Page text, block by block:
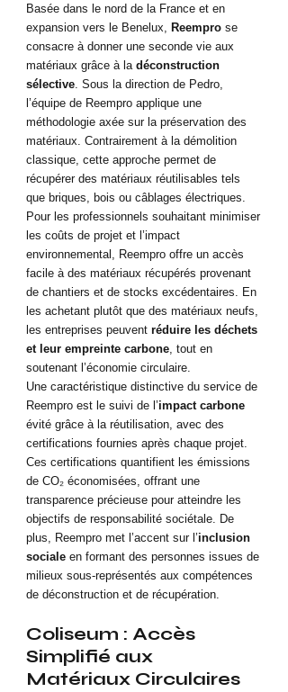
Basée dans le nord de la France et en
expansion vers le Benelux, Reempro se
consacre à donner une seconde vie aux
matériaux grâce à la déconstruction
sélective. Sous la direction de Pedro,
l’équipe de Reempro applique une
méthodologie axée sur la préservation des
matériaux. Contrairement à la démolition
classique, cette approche permet de
récupérer des matériaux réutilisables tels
que briques, bois ou câblages électriques.
Pour les professionnels souhaitant minimiser
les coûts de projet et l’impact
environnemental, Reempro offre un accès
facile à des matériaux récupérés provenant
de chantiers et de stocks excédentaires. En
les achetant plutôt que des matériaux neufs,
les entreprises peuvent réduire les déchets
et leur empreinte carbone, tout en
soutenant l’économie circulaire.
Une caractéristique distinctive du service de
Reempro est le suivi de l’impact carbone
évité grâce à la réutilisation, avec des
certifications fournies après chaque projet.
Ces certifications quantifient les émissions
de CO₂ économisées, offrant une
transparence précieuse pour atteindre les
objectifs de responsabilité sociétale. De
plus, Reempro met l’accent sur l’inclusion
sociale en formant des personnes issues de
milieux sous-représentés aux compétences
de déconstruction et de récupération.
Coliseum : Accès
Simplifié aux
Matériaux Circulaires